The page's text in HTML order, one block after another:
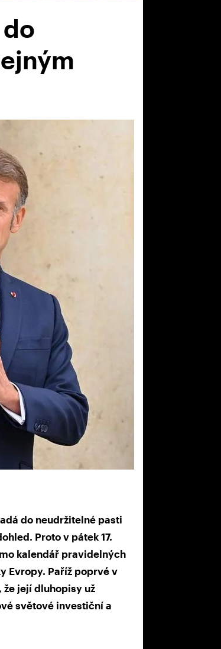
do neudržitelné pasti
Proto v pátek 17.
kalendář pravidelných
Evropy. Paříž poprvé v
že její dluhopisy už
světové investiční a